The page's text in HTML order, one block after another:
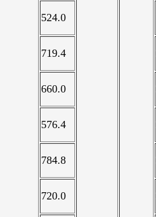
524.0
719.4
660.0
576.4
784.8
720.0